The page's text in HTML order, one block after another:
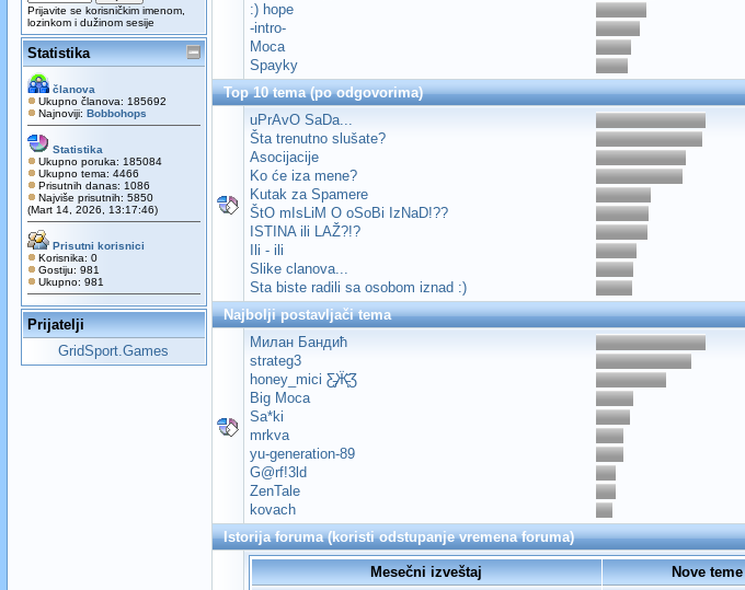
Prijavite se korisničkim imenom,
lozinkom i dužinom sesije
Statistika
članova
Ukupno članova: 185692
Najnoviji: Bobbohops
Statistika
Ukupno poruka: 185084
Ukupno tema: 4466
Prisutnih danas: 1086
Najviše prisutnih: 5850
(Mart 14, 2026, 13:17:46)
Prisutni korisnici
Korisnika: 0
Gostiju: 981
Ukupno: 981
Prijatelji
GridSport.Games
:) hope
-intro-
Moca
Spayky
Top 10 tema (po odgovorima)
uPrAvO SaDa...
Šta trenutno slušate?
Asocijacije
Ko će iza mene?
Kutak za Spamere
ŠtO mIsLiM O oSoBi IzNaD!??
ISTINA ili LAŽ?!?
Ili - ili
Slike clanova...
Sta biste radili sa osobom iznad :)
Najbolji postavljači tema
Милан Бандић
strateg3
honey_mici Ƹ̵̡Ӝ̵̨̄Ʒ
Big Moca
Sa*ki
mrkva
yu-generation-89
G@rf!3ld
ZenTale
kovach
Istorija foruma (koristi odstupanje vremena foruma)
Mesečni izveštaj Nove teme